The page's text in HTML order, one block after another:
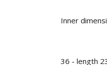
Inner
36 - length